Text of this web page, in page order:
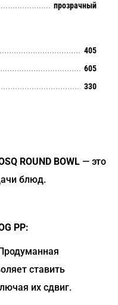
прозрачный
405
605
330
ROUND BOWL — это
блюд.
PP:
ставить
их сдвиг.